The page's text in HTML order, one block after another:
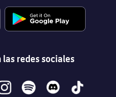
redes sociales
spotify discord tiktok